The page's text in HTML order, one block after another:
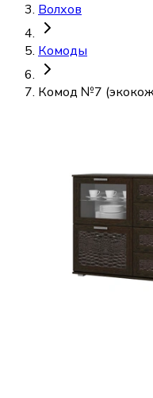
Волхов
Комоды
Комод №7